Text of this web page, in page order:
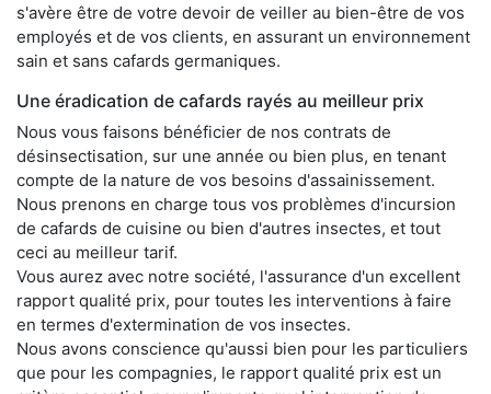
s'avère être de votre devoir de veiller au bien-être de vos
employés et de vos clients, en assurant un environnement
sain et sans cafards germaniques.
Une éradication de cafards rayés au meilleur prix
Nous vous faisons bénéficier de nos contrats de
désinsectisation, sur une année ou bien plus, en tenant
compte de la nature de vos besoins d'assainissement.
Nous prenons en charge tous vos problèmes d'incursion
de cafards de cuisine ou bien d'autres insectes, et tout
ceci au meilleur tarif.
Vous aurez avec notre société, l'assurance d'un excellent
rapport qualité prix, pour toutes les interventions à faire
en termes d'extermination de vos insectes.
Nous avons conscience qu'aussi bien pour les particuliers
que pour les compagnies, le rapport qualité prix est un